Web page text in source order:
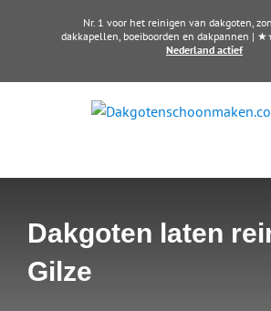
Nr. 1 voor het reinigen van dakgoten,
dakkapellen, boeiboorden en dakpannen
Nederland actief
Dakgoten laten
Gilze